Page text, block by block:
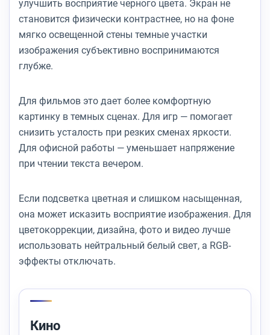
улучшить восприятие черного цвета. Экран не
становится физически контрастнее, но на фоне
мягко освещенной стены темные участки
изображения субъективно воспринимаются
глубже.
Для фильмов это дает более комфортную
картинку в темных сценах. Для игр — помогает
снизить усталость при резких сменах яркости.
Для офисной работы — уменьшает напряжение
при чтении текста вечером.
Если подсветка цветная и слишком насыщенная,
она может исказить восприятие изображения. Для
цветокоррекции, дизайна, фото и видео лучше
использовать нейтральный белый свет, а RGB-
эффекты отключать.
Кино